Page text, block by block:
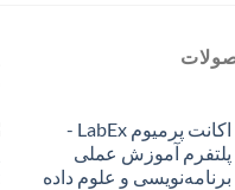
اکانت پرمیوم LabEx -
پلتفرم آموزش عملی
برنامه‌نویسی و علوم داده